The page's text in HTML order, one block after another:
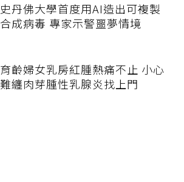
史丹佛大學首度用AI造出可複製
合成病毒 專家示警噩夢情境
育齡婦女乳房紅腫熱痛不止 小心
難纏肉芽腫性乳腺炎找上門